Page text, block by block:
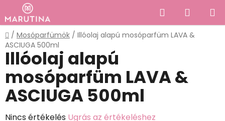
Ugrás
fő
tartalomhoz
KeresésKOSÁR
Kezdőlap
/ Mosóparfümök / Illóolaj alapú mosóparfüm LAVA &
ASCIUGA 500ml
Illóolaj alapú
mosóparfüm LAVA &
ASCIUGA 500ml
A
Nincs értékelés Ugrás az értékeléshez